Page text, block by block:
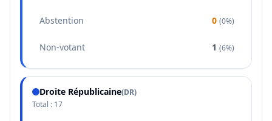
Abstention 0 (0%)
Non-votant 1 (6%)
Droite Républicaine(DR)
Total : 17